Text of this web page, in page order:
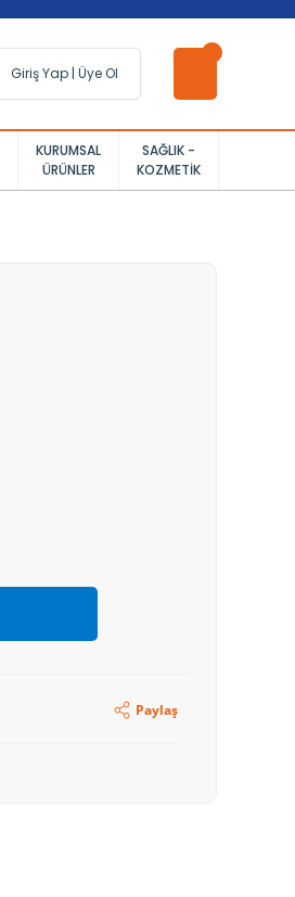
Giriş Yap | Üye Ol
KURUMSAL
ÜRÜNLER
SAĞLIK -
KOZMETIK
Paylaş